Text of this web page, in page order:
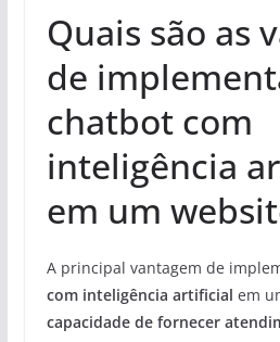
Quais são as
de
chatbot com
inteligência
em um
A principal vantagem de
com inteligência artificial em
capacidade de fornecer